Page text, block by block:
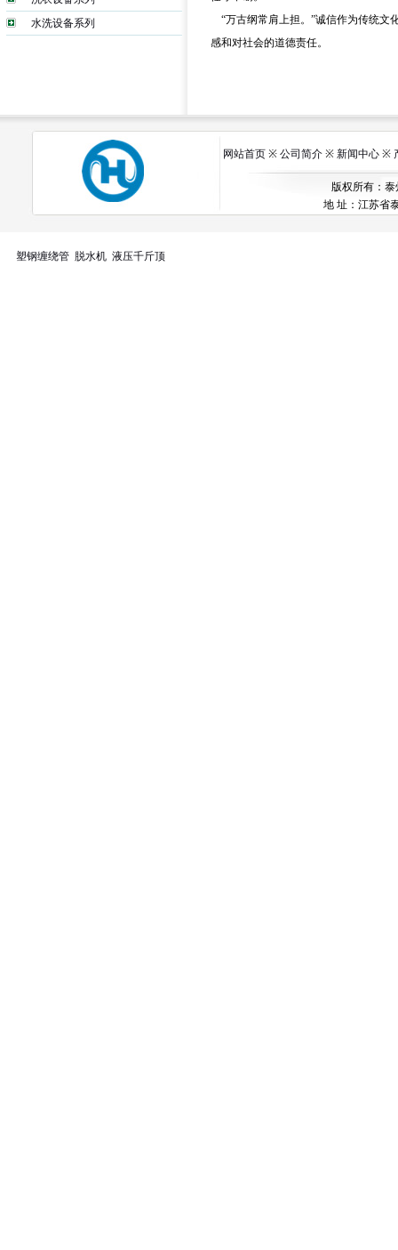
水洗设备系列
“万古纲常肩上担。”诚信作为传统
感和对社会的道德责任。
网站首页 ※ 公司简介 ※ 新闻中心 ※
版权所有：泰
地 址：江苏省
塑钢缠绕管 脱水机 液压千斤顶